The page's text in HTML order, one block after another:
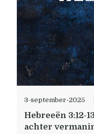
3-september-2025
Hebreeën 3:12-
achter